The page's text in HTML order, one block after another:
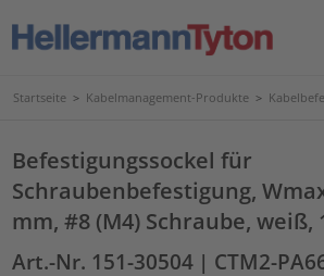
Startseite > Kabelmanagement-Produkte >
Befestigungssockel für
Schraubenbefestigung,
mm, #8 (M4) Schraube, weiß,
Art.-Nr. 151-30504 | CTM2-